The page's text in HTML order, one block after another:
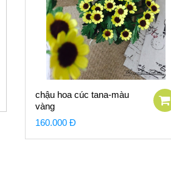
chậu hoa cúc tana-màu
vàng
160.000 Đ